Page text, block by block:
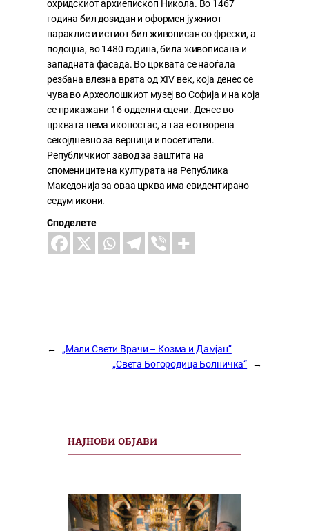
охридскиот архиепископ Никола. Во 1467
година бил доѕидан и оформен јужниот
параклис и истиот бил живописан со фрески, а
подоцна, во 1480 година, била живописана и
западната фасада. Во црквата се наоѓала
резбана влезна врата од XIV век, која денес се
чува во Археолошкиот музеј во Софија и на која
се прикажани 16 одделни сцени. Денес во
црквата нема иконостас, а таа е отворена
секојдневно за верници и посетители.
Републичкиот завод за заштита на
спомениците на културата на Република
Македонија за оваа црква има евидентирано
седум икони.
Споделете
←
„Мали Свети Врачи – Козма и Дамјан“
„Света Богородица Болничка“
→
НАЈНОВИ ОБЈАВИ